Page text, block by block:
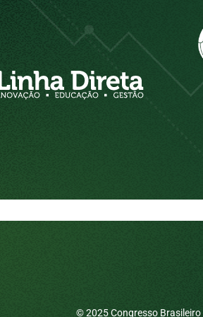
© 2025 Congresso